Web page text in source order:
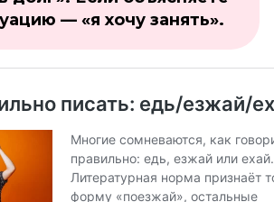
— «я хочу занять».